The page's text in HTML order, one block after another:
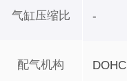
气缸压缩比
配气机构
-
DOHC